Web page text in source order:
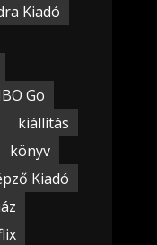
Kiadó
Go
kiállítás
könyv
Kiadó